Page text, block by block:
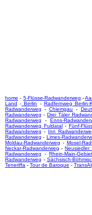
home - 5-Flüsse-Radwanderweg -
Land - Berlin - Radfernweg Berlin-
Radwanderweg -Chiemgau -
Radwanderweg -Drei Täler
Radwanderweg -Enns-
Radwanderweg Fuldatal- Fünf-
Radwanderweg - Inn
Radwanderweg - Limes-
Moldau-Radwanderweg - Mosel-
Neckar-Radwanderweg -Neusiedler
Radwanderweg -Rhein-Main-Gebiet
Radwanderweg - Sächsisch-
Teneriffa - Tour de Baroque -